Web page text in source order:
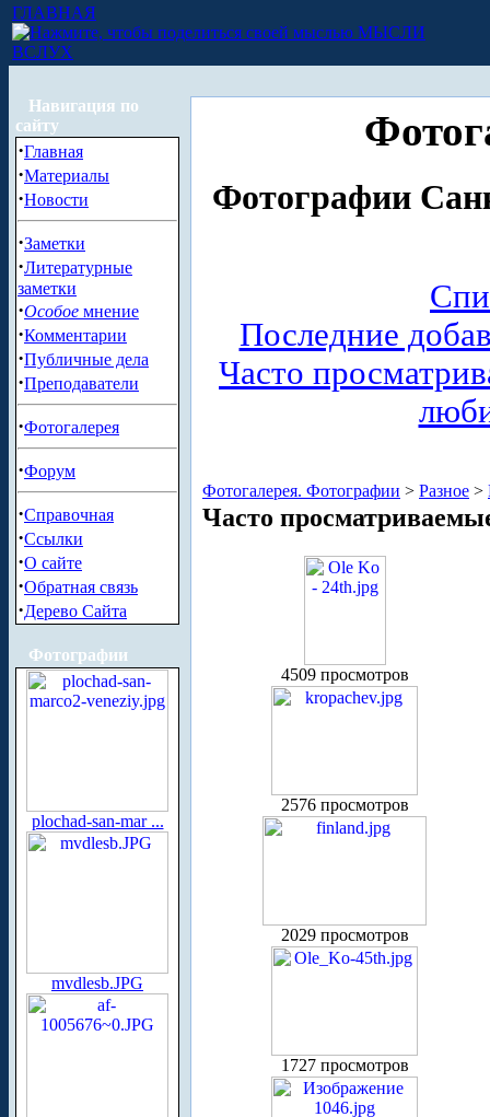
ГЛАВНАЯ
МЫСЛИ
ВСЛУХ
Навигация по
сайту
·Главная
·Материалы
·Новости
·Заметки
·Литературные
заметки
·Особое мнение
·Комментарии
·Публичные дела
·Преподаватели
·Фотогалерея
·Форум
·Справочная
·Ссылки
·О сайте
·Обратная связь
·Дерево Сайта
Фотографии
plochad-san-mar ...
mvdlesb.JPG
Фотографии
Последние
Часто
Фотогалерея. Фотографии > Разное >
Часто
4509 просмотров
2576 просмотров
2029 просмотров
1727 просмотров